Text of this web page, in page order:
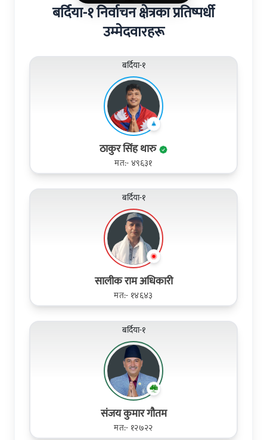
बर्दिया-१ निर्वाचन क्षेत्रका प्रतिष्पर्धी
उम्मेदवारहरू
बर्दिया-१
ठाकुर सिंह थारु
मत:- ४९६३१
बर्दिया-१
सालीक राम अधिकारी
मत:- १४६४३
बर्दिया-१
संजय कुमार गौतम
मत:- १२७२२